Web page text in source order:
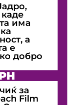
има
а
е
добро
за
Film